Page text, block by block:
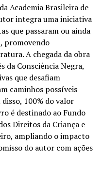
Academia Brasileira de
integra uma iniciativa
que passaram ou ainda
promovendo
A chegada da obra
da Consciência Negra,
que desafiam
caminhos possíveis
100% do valor
é destinado ao Fundo
Direitos da Criança e
ampliando o impacto
do autor com ações